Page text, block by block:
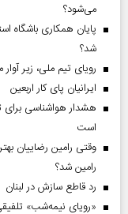
می‌شود؟
پایان همکاری باشگاه
شد؟
رویای تیم ملی، زیر
ایرانیان پای کار اربعین
هشدار هواشناسی برای
است
وقتی رامین رضاییان
رامین شد؟
رد قاطع سازش در لبنان
«رویای نیمه‌شب»